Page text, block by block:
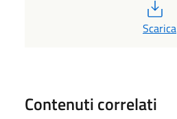
PDF
Scarica
Contenuti correlati